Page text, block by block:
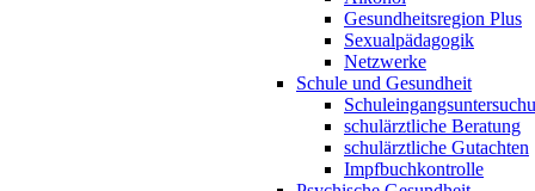
Gesundheitsregion Plus
Sexualpädagogik
Netzwerke
Schule und Gesundheit
schulärztliche Beratung
schulärztliche Gutachten
Impfbuchkontrolle